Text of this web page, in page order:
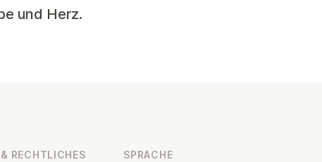
und Herz.
RECHT­LI­CHES SPRACHE